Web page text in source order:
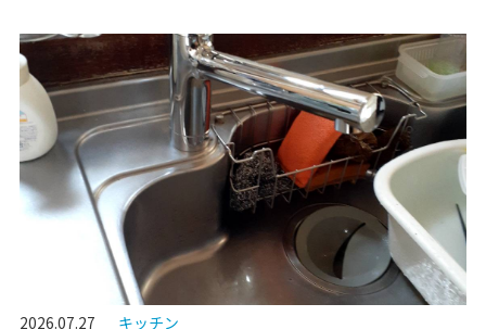
2026.07.27 キッチン